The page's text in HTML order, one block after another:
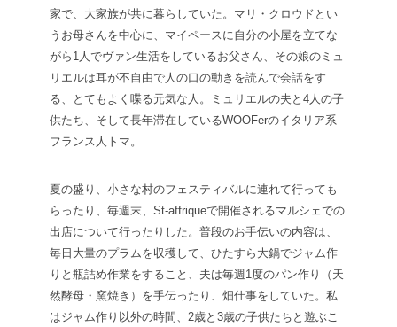
家で、大家族が共に暮らしていた。マリ・クロウドとい
うお母さんを中心に、マイペースに自分の小屋を立てな
がら1人でヴァン生活をしているお父さん、その娘のミュ
リエルは耳が不自由で人の口の動きを読んで会話をす
る、とてもよく喋る元気な人。ミュリエルの夫と4人の子
供たち、そして長年滞在しているWOOFerのイタリア系
フランス人トマ。
夏の盛り、小さな村のフェスティバルに連れて行っても
らったり、毎週末、St-affriqueで開催されるマルシェでの
出店について行ったりした。普段のお手伝いの内容は、
毎日大量のプラムを収穫して、ひたすら大鍋でジャム作
りと瓶詰め作業をすること、夫は毎週1度のパン作り（天
然酵母・窯焼き）を手伝ったり、畑仕事をしていた。私
はジャム作り以外の時間、2歳と3歳の子供たちと遊ぶこ